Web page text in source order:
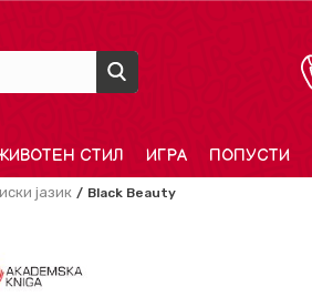
СТИЛ ИГРА ПОПУСТИ
јазик Black Beauty